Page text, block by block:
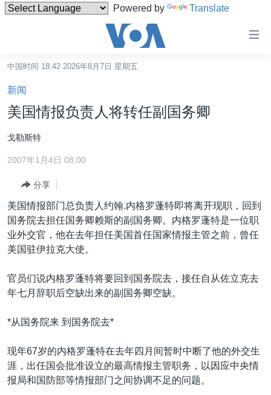
Powered by Translate
碍
链
接
跳
转
内
转
导
航
转
到
索
台湾
港澳
国际
最新国际新闻
印太
中东
欧洲
非洲
美洲
分类新闻
经济·金融·贸易
人权·法律·宗教
科教·文娱·体健
军事
劳工
美中关系
热点专题
白宫要闻
国会报道
美中关系
埃博拉疫情
美国之音专访
VOA视频
VOA今日焦点
中文广播
关注我们
中国时间 18:42 2026年8月7日 星期五
新闻
美国情报负责人将转任副国务卿
戈勒斯特
2007年1月4日 08:00
分享
美国情报部门总负责人约翰.内格罗蓬特即将离开现职，回到
国务院去担任国务卿赖斯的副国务卿。内格罗蓬特是一位职
业外交官，他在去年担任美国首任国家情报主管之前，曾任
美国驻伊拉克大使。
官员们说内格罗蓬特将要回到国务院去，接任自从佐立克去
年七月辞职后空缺出来的副国务卿空缺。
*从国务院来 到国务院去*
现年67岁的内格罗蓬特在去年四月间暂时中断了他的外交生
涯，出任国会批准设立的最高情报主管职务，以因应中央情
报局和国防部等情报部门之间协调不足的问题。